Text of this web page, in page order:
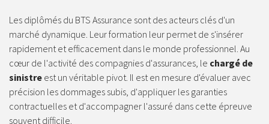
Les diplômés du BTS Assurance sont des acteurs clés d'un
marché dynamique. Leur formation leur permet de s'insérer
rapidement et efficacement dans le monde professionnel. Au
cœur de l'activité des compagnies d'assurances, le chargé de
sinistre est un véritable pivot. Il est en mesure d'évaluer avec
précision les dommages subis, d'appliquer les garanties
contractuelles et d'accompagner l'assuré dans cette épreuve
souvent difficile.